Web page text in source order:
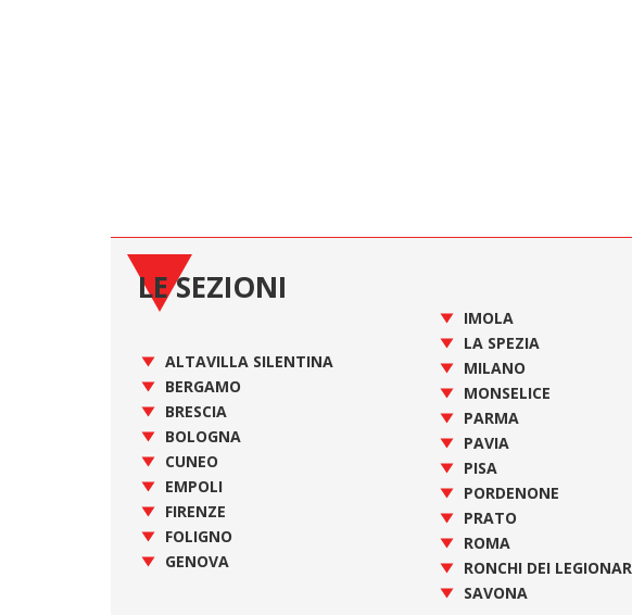
LE SEZIONI
ALTAVILLA SILENTINA
BERGAMO
BRESCIA
BOLOGNA
CUNEO
EMPOLI
FIRENZE
FOLIGNO
GENOVA
IMOLA
LA SPEZIA
MILANO
MONSELICE
PARMA
PAVIA
PISA
PORDENONE
PRATO
ROMA
RONCHI DEI
SAVONA